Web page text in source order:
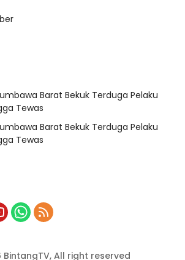
Barat Bekuk Terduga Pelaku
Tewas
Barat Bekuk Terduga Pelaku
Tewas
All right reserved